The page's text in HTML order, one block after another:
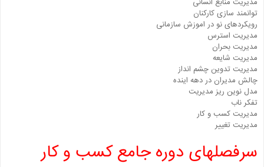
توانمند سازی کارکنان
رویکردهای نو در اموزش سازمانی
مدیریت استرس
مدیریت بحران
مدیریت شایعه
مدیریت تدوین چشم انداز
چالش مدیران در دهه اینده
مدل نوین ریز مدیریت
تفکر ناب
مدیریت کسب و کار
مدیریت تغییر
سرفصلهای دوره جامع کسب و کار